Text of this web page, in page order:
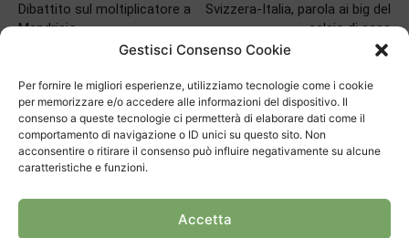
Gestisci Consenso Cookie
Per fornire le migliori esperienze, utilizziamo tecnologie come i cookie
per memorizzare e/o accedere alle informazioni del dispositivo. Il
consenso a queste tecnologie ci permetterà di elaborare dati come il
comportamento di navigazione o ID unici su questo sito. Non
acconsentire o ritirare il consenso può influire negativamente su alcune
caratteristiche e funzioni.
Accetta
Dibattito sul moltiplicatore a
Mendrisio
Svizzera-Italia, parola ai big del
calcio di casa
ARTICOLI CORRELATI DI PIÙ DELLO STESSO AUTORE
Apertura
Progetto bloccato, si rifanno i calcoli
Settant’anni di Sagra dell’Uva